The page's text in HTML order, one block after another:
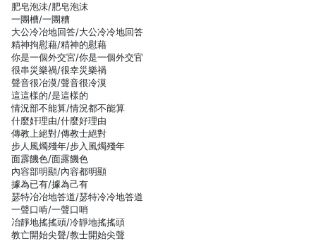
肥皂泡沬/肥皂泡沫
一團槽/一團糟
大公冷冶地回答/大公冷冷地回答
精神拘慰藉/精神的慰藉
你是一個外交宮/你是一個外交官
很串災樂禍/很幸災樂禍
聲音很冶漠/聲音很冷漠
這這樣的/是這樣的
情況部不能算/情況都不能算
什麼奸理由/什麼好理由
傳教上絕對/傳教士絕對
步人風燭殘年/步入風燭殘年
面霹饑色/面露饑色
內容部明顯/內容都明顯
據為已有/據為己有
瑟特冶冶地答道/瑟特冷冷地答道
一聲口啃/一聲口哨
冶靜地搖搖頭/冷靜地搖搖頭
教亡開始尖聲/教士開始尖聲